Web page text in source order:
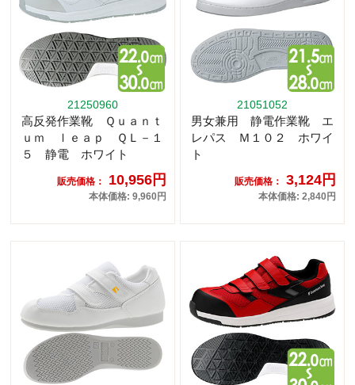
21250960
高反発作業靴 Ｑｕａｎｔ
ｕｍ ｌｅａｐ ＱＬ－１
５ 静電 ホワイト
販売価格： 10,956円
本体価格: 9,960円
21051052
男女兼用 静電作業靴 エ
レパス Ｍ１０２ ホワイ
ト
販売価格： 3,124円
本体価格: 2,840円